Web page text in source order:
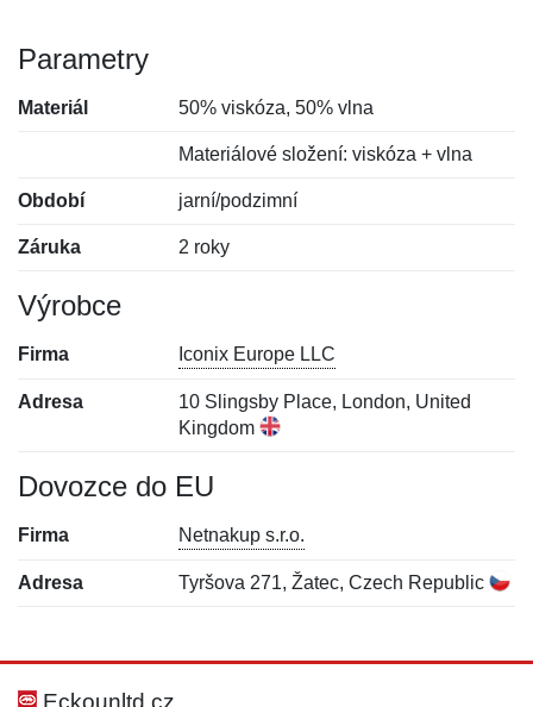
Parametry
Materiál 50% viskóza, 50% vlna
Materiálové složení: viskóza + vlna
Období jarní/podzimní
Záruka 2 roky
Výrobce
Firma Iconix Europe LLC
Adresa
10 Slingsby Place, London, United
Kingdom
Dovozce do EU
Firma Netnakup s.r.o.
Adresa Tyršova 271, Žatec, Czech Republic
Hodnocení:
Jméno:
Eckounltd.cz